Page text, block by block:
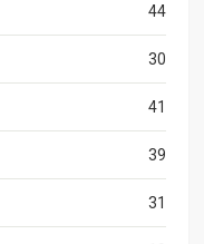
44
30
41
39
31